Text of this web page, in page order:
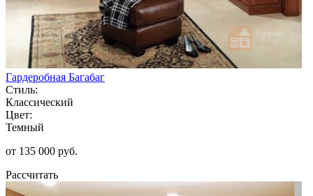
Гардеробная Багабаг
Стиль:
Классический
Цвет:
Темный
от 135 000 руб.
Рассчитать